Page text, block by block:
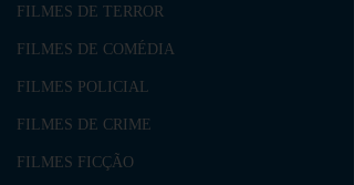
FILMES DE TERROR
FILMES DE COMÉDIA
FILMES POLICIAL
FILMES DE CRIME
FILMES FICÇÃO